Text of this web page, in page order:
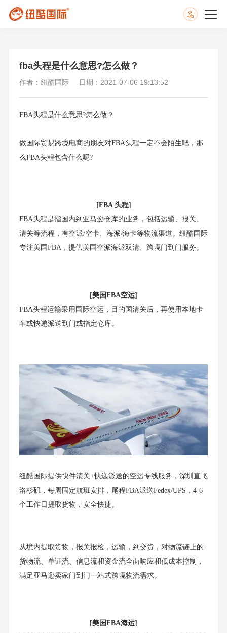
fba头程是什么意思?怎么做？
作者：纽酷国际 日期：2021-07-06 19:13:52
FBA头程是什么意思?怎么做？
做国际贸易跨境电商的朋友对FBA头程一定不会陌生吧，那
么FBA头程包含什么呢?
[FBA 头程]
FBA头程是指国内到亚马逊仓库的业务，包括运输、报关、
清关等流程，有空派/空卡、海派/海卡等物流渠道。纽酷国际
专注美国FBA，提供美国空派海派双清、跨境门到门服务。
[美国FBA空运]
FBA头程运输采用国际空运，目的国清关后，再使用本地卡
车或快递派送到门或指定仓库。
纽酷国际提供快件清关+快递派送的空运专线服务，深圳直飞
洛杉矶，每周固定航班安排，尾程FBA派送Fedex/UPS，4-6
个工作日提取货物，安全快捷。
从境内提取货物，报关报检，运输，到交货，对物流链上的
货物流、单证流、信息流和资金流全面响应和低成本控制，
满足亚马逊卖家门到门一站式跨境物流需求。
[美国FBA海运]